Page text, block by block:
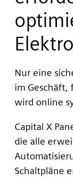
Nur eine
im
wird online
Capital X
die alle
Schaltpläne